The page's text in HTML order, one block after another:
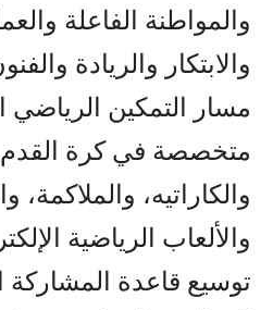
والمواطنة الفاعلة
والابتكار والريادة
مسار التمكين
متخصصة في كرة القدم،
والكاراتيه،
والألعاب الرياضية
توسيع قاعدة المشاركة